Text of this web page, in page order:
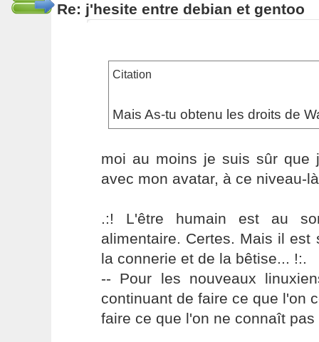
Re: j'hesite entre debian et gentoo
Citation
Mais As-tu obtenu les droits de
moi au moins je suis sûr que
avec mon avatar, à ce niveau-
.:! L'être humain est au
alimentaire. Certes. Mais il est
la connerie et de la bêtise... !:.
-- Pour les nouveaux
continuant de faire ce que l'on
faire ce que l'on ne connaît pas